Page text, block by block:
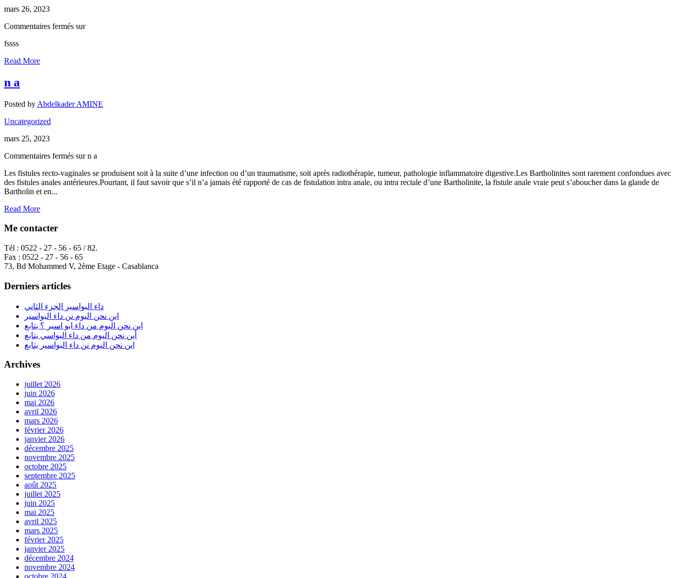
mars 26, 2023
Commentaires fermés sur
fssss
Read More
n a
Posted by Abdelkader AMINE
Uncategorized
mars 25, 2023
Commentaires fermés sur n a
Les fistules recto-vaginales se produisent soit à la suite d’une infection ou d’un traumatisme, soit après radiothérapie, tumeur, pathologie inflammatoire digestive.Les Bartholinites sont rarement confondues avec
des fistules anales antérieures.Pourtant, il faut savoir que s’il n’a jamais été rapporté de cas de fistulation intra anale, ou intra rectale d’une Bartholinite, la fistule anale vraie peut s’aboucher dans la glande de
Bartholin et en...
Read More
Me contacter
Tél : 0522 - 27 - 56 - 65 / 82.
Fax : 0522 - 27 - 56 - 65
73, Bd Mohammed V, 2ème Etage - Casablanca
Derniers articles
داء البواسير الجزء الثاني
اين نحن اليوم نن داء البواسير
اين نحن اليوم من داء ابو اسير ؟ يتابع
أين نحن اليوم من داء البواسي يتابع
اين نحن اليوم نن داء البواسير يتابع
Archives
juillet 2026
juin 2026
mai 2026
avril 2026
mars 2026
février 2026
janvier 2026
décembre 2025
novembre 2025
octobre 2025
septembre 2025
août 2025
juillet 2025
juin 2025
mai 2025
avril 2025
mars 2025
février 2025
janvier 2025
décembre 2024
novembre 2024
octobre 2024